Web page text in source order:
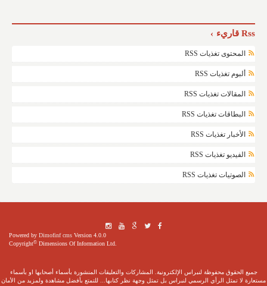
Rss قاريء
المحتوى تغذيات RSS
ألبوم تغذيات RSS
المقالات تغذيات RSS
البطاقات تغذيات RSS
الأخبار تغذيات RSS
الفيديو تغذيات RSS
الصوتيات تغذيات RSS
Powered by Dimofinf cms Version 4.0.0
Copyright© Dimensions Of Information Ltd.
جميع الحقوق محفوظة لنبراس الإلكترونية. المشاركات والتعليقات المنشورة بأسماء أصحابها او بأسماء
مستعارة لا تمثل الرأي الرسمي لنبراس بل تمثل وجهة نظر كتابها... للتمتع بأفضل مشاهدة ولمزيد من الأمان